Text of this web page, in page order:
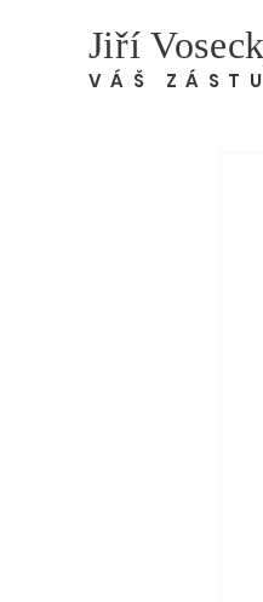
Jiří
VÁŠ